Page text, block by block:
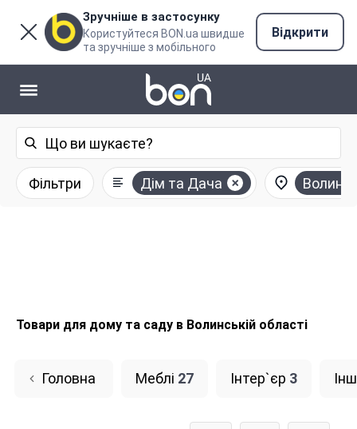
Зручніше в застосунку
Користуйтеся BON.ua швидше
та зручніше з мобільного
Відкрити
Фільтри Дім та Дача
Товари для дому та саду в Волинській області
Головна Меблі 27 Інтер`єр 3